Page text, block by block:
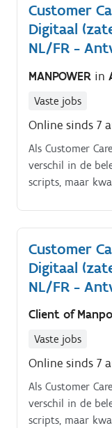
Customer
Digitaal
NL/FR -
MANPOWER in
Vaste jobs
Online sinds 7
Als Customer
verschil in de
scripts, maar
hiervoor een
bestaat uit:. Het
kantoren via
analyseren van
oplossingen
van de
behandelen van
Het actief
systemen en
van
luisterend oor
toepassingen of
kantoorhouder
Customer
Digitaal
NL/FR -
Client of
Vaste jobs
Online sinds 7
Als Customer
verschil in de
scripts, maar